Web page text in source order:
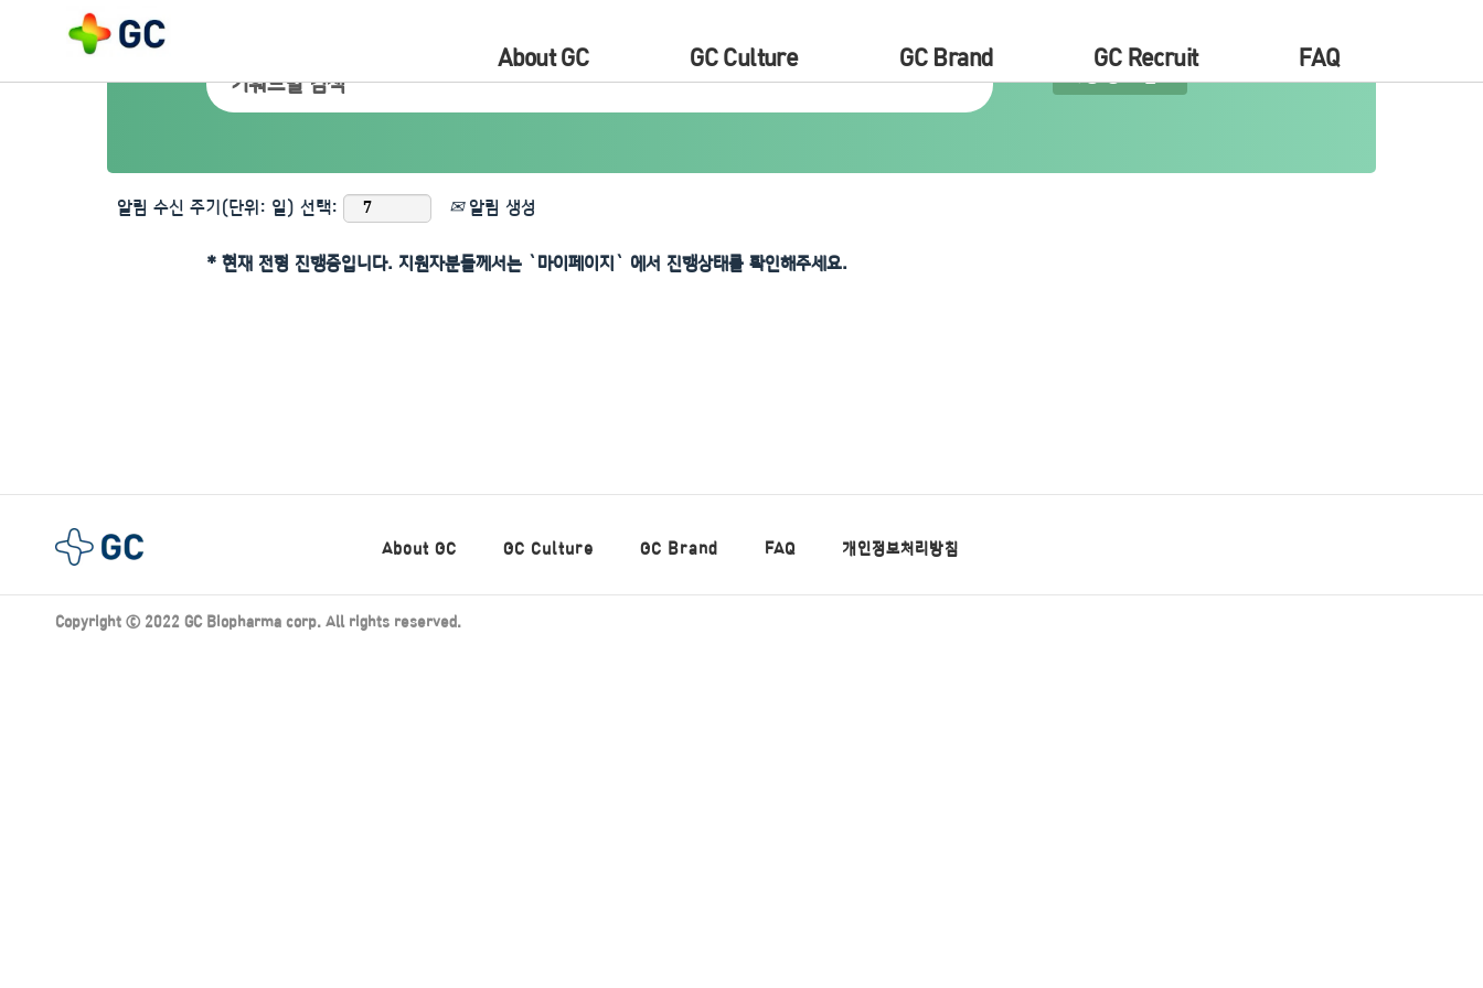
About GC GC Culture GC Brand GC Recruit FAQ
알림 수신 주기(단위: 일) 선택: 알림 생성
* 현재 전형 진행중입니다. 지원자분들께서는 `마이페이지` 에서 진행상태를 확인해주세요.
About GC GC Culture GC Brand FAQ 개인정보처리방침
Copyright ⓒ 2022 GC Biopharma corp. All rights reserved.